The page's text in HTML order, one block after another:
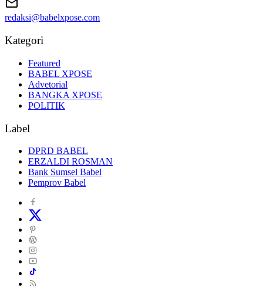
redaksi@babelxpose.com
Kategori
Featured
BABEL XPOSE
Advetorial
BANGKA XPOSE
POLITIK
Label
DPRD BABEL
ERZALDI ROSMAN
Bank Sumsel Babel
Pemprov Babel